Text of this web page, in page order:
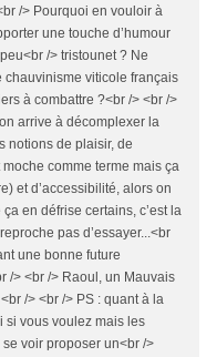
/> Pourquoi en vouloir à
une touche d’humour
/> tristounet ? Ne
viticole français
à combattre ?<br /> <br />
arrive à décomplexer la
notions de plaisir, de
comme terme mais ça
et d’accessibilité, alors on
en défrise certains, c’est la
pas d’essayer...<br
une bonne future
/> <br /> Raoul, un Mauvais
/> <br /> PS : quant à la
si vous voulez mais les
voir proposer un<br />